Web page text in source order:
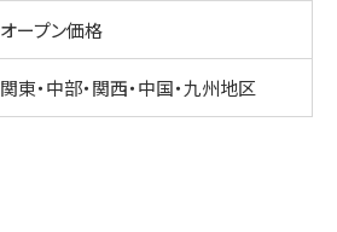
オープン価格
関東・中部・関西・中国・九州地区